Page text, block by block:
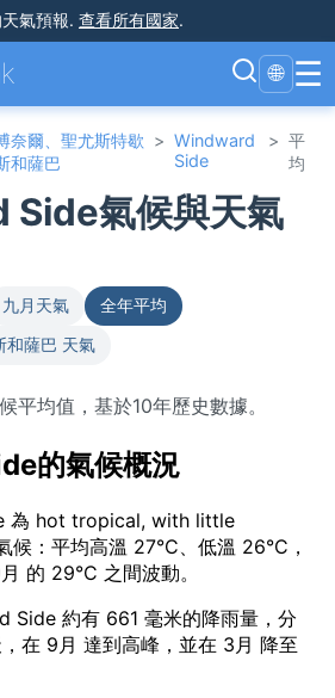
氣預報. 查看所有國家.
🌐 ☰
奈爾、聖尤斯特歇
和薩巴
> Windward
Side
> 平
均
氣候與天氣
九月天氣
全年平均
和薩巴 天氣
均值，基於10年歷史數據。
的氣候概況
為 hot tropical, with little
：平均高溫 27°C、低溫 26°C，
的 29°C 之間波動。
Side 約有 661 毫米的降雨量，分
在 9月 達到高峰，並在 3月 降至